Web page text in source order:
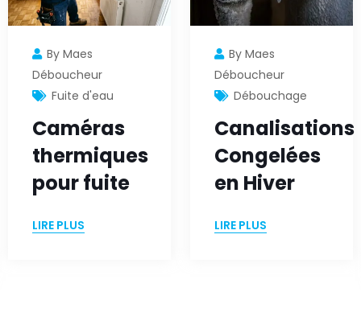
By Maes
Déboucheur
Fuite d'eau
Caméras
thermiques
pour fuite
LIRE PLUS
By Maes
Déboucheur
Débouchage
Canalisations
Congelées
en Hiver
LIRE PLUS